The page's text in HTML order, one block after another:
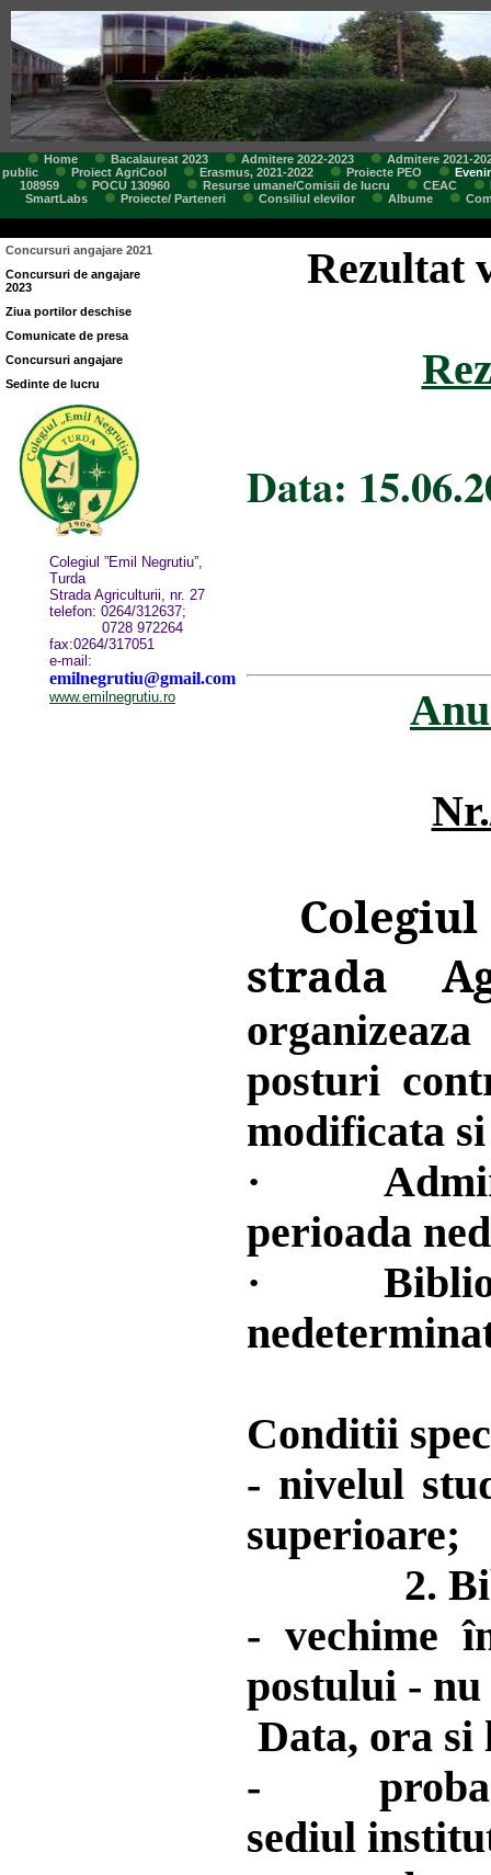
Home Bacalaureat 2023 Admitere 2022-2023
Admitere 2021-
public
Proiect AgriCool Erasmus, 2021-2022 Proiecte PEO
108959
POCU 130960 Resurse umane/Comisii de lucru CEAC
SmartLabs
Proiecte/ Parteneri Consiliul elevilor Albume
Concursuri angajare 2021
Concursuri de angajare
2023
Ziua portilor deschise
Comunicate de presa
Concursuri angajare
Sedinte de lucru
Colegiul ”Emil Negrutiu”,
Turda
Strada Agriculturii, nr. 27
telefon: 0264/312637;
0728 972264
fax:0264/317051
e-mail:
emilnegrutiu@gmail.com
www.emilnegrutiu.ro
Rezultat
Data:
strada
posturi
modificata
·
perioada
·
Conditii
- nivelul
superioare;
2.
- vechime
postului - nu
Data, ora si
-
sediul